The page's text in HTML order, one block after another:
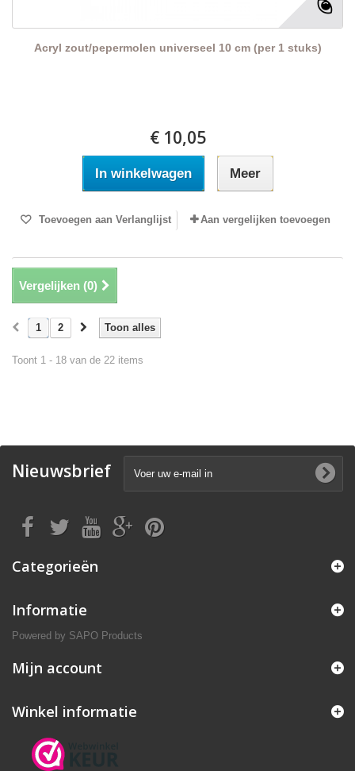
Acryl zout/pepermolen universeel 10 cm (per 1 stuks)
€ 10,05
In winkelwagen Meer
Toevoegen aan Verlanglijst Aan vergelijken toevoegen
Vergelijken (0)
Toon alles
1 2
Toont 1 - 18 van de 22 items
Nieuwsbrief
Categorieën
Informatie
Powered by SAPO Products
Mijn account
Winkel informatie